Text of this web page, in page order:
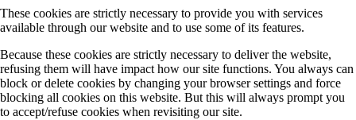
These cookies are strictly necessary to provide you with services
available through our website and to use some of its features.
Because these cookies are strictly necessary to deliver the website,
refusing them will have impact how our site functions. You always can
block or delete cookies by changing your browser settings and force
blocking all cookies on this website. But this will always prompt you
to accept/refuse cookies when revisiting our site.